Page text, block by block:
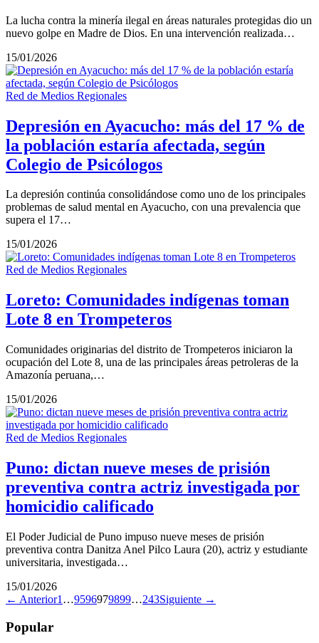
La lucha contra la minería ilegal en áreas naturales protegidas dio un
nuevo golpe en Madre de Dios. En una intervención realizada…
15/01/2026
Red de Medios Regionales
Depresión en Ayacucho: más del 17 % de
la población estaría afectada, según
Colegio de Psicólogos
La depresión continúa consolidándose como uno de los principales
problemas de salud mental en Ayacucho, con una prevalencia que
supera el 17…
15/01/2026
Red de Medios Regionales
Loreto: Comunidades indígenas toman
Lote 8 en Trompeteros
Comunidades originarias del distrito de Trompeteros iniciaron la
ocupación del Lote 8, una de las principales áreas petroleras de la
Amazonía peruana,…
15/01/2026
Red de Medios Regionales
Puno: dictan nueve meses de prisión
preventiva contra actriz investigada por
homicidio calificado
El Poder Judicial de Puno impuso nueve meses de prisión
preventiva contra Danitza Anel Pilco Laura (20), actriz y estudiante
universitaria, investigada…
15/01/2026
← Anterior1 …9596979899…243Siguiente →
Popular